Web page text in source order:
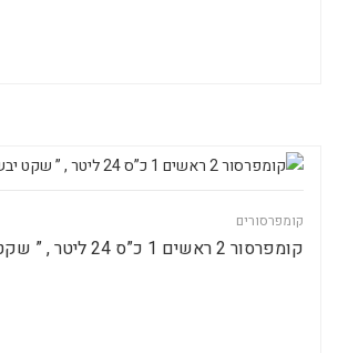
קומפרסורים
קומפרסור 2 ראשים 1 כ”ס 24 ליטר , ” שקט יבש ללא שמן “